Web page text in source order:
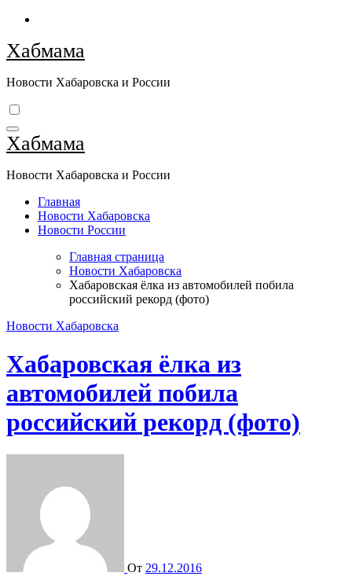
Перейти
содержимому
Хабмама
Новости Хабаровска и России
Хабмама
Новости Хабаровска и России
Главная
Новости Хабаровска
Новости России
Главная страница
Новости Хабаровска
Хабаровская ёлка из автомобилей побила
российский рекорд (фото)
Новости Хабаровска
Хабаровская ёлка из
автомобилей побила
российский рекорд (фото)
От 29.12.2016